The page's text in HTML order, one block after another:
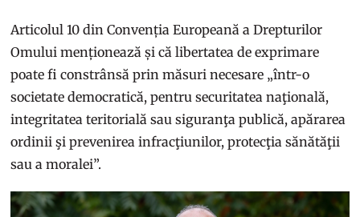
Articolul 10 din Convenția Europeană a Drepturilor
Omului menționează și că libertatea de exprimare
poate fi constrânsă prin măsuri necesare „într-o
societate democratică, pentru securitatea naţională,
integritatea teritorială sau siguranţa publică, apărarea
ordinii şi prevenirea infracţiunilor, protecţia sănătăţii
sau a moralei”.